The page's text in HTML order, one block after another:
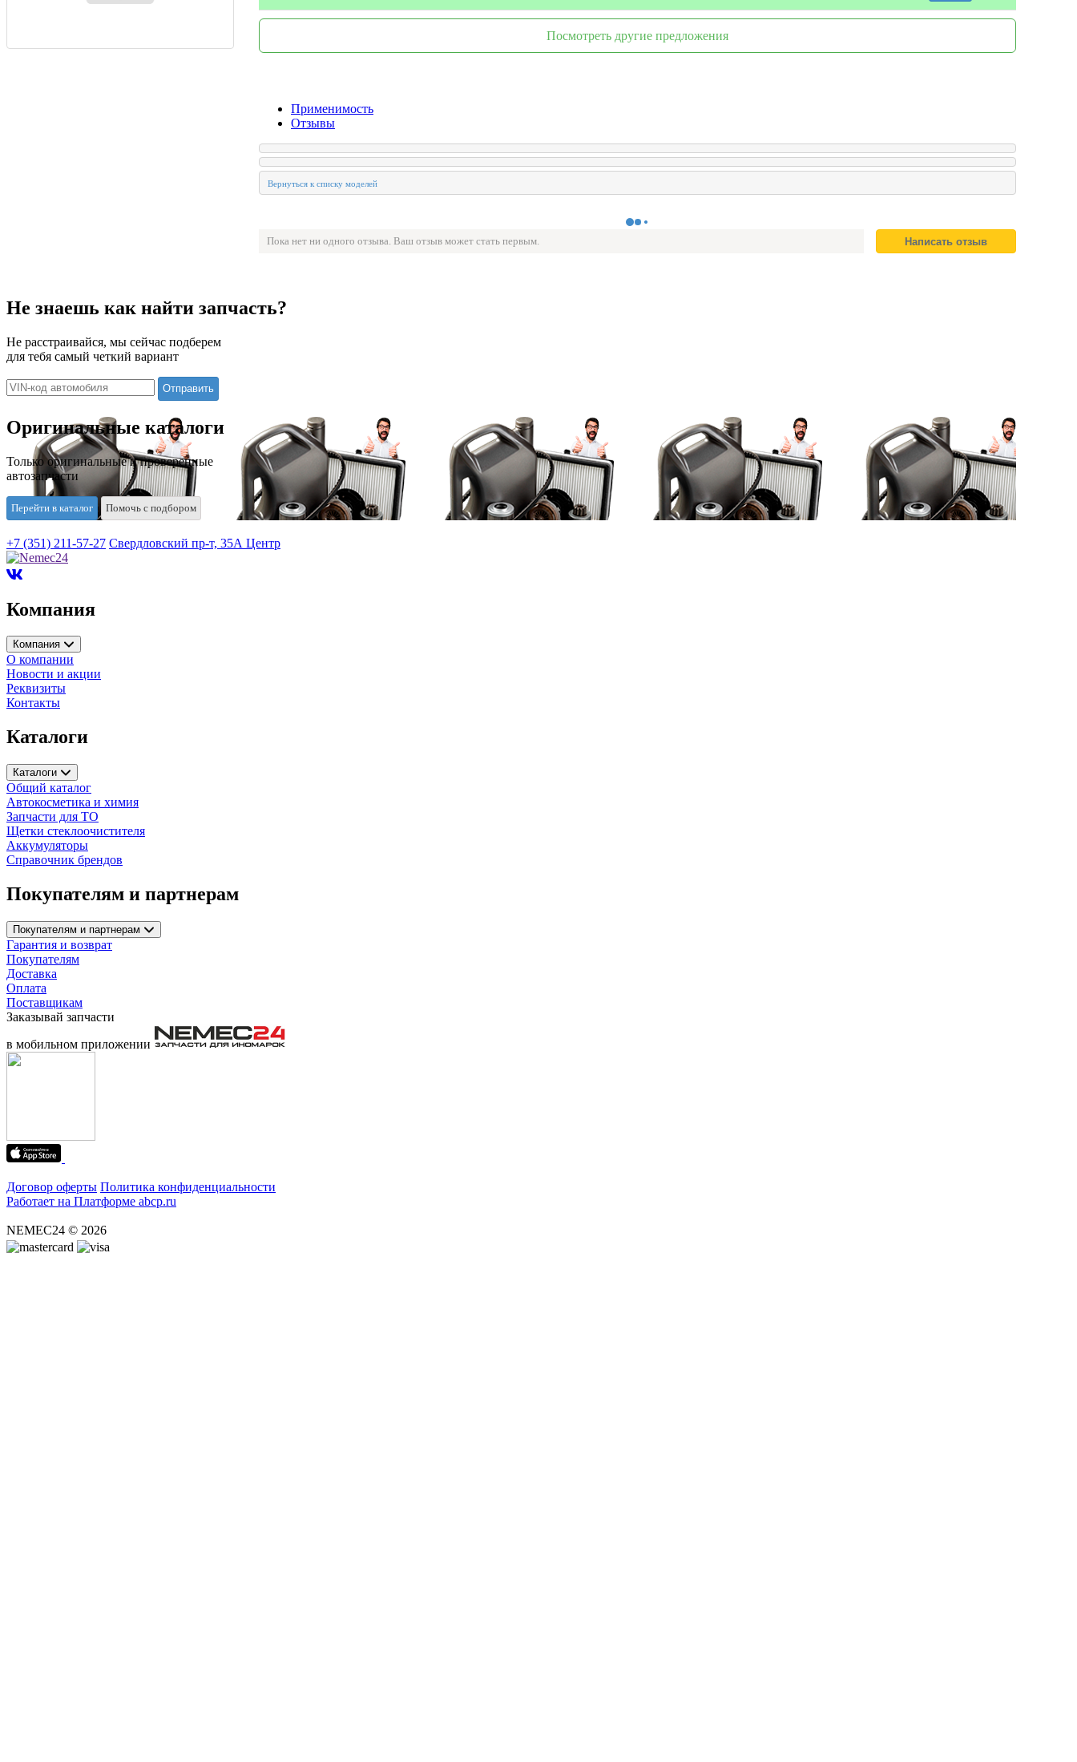
Посмотреть другие предложения
Применимость
Отзывы
Пока нет ни одного отзыва. Ваш отзыв может стать первым.
Не знаешь как найти запчасть?
Не расстраивайся, мы сейчас подберем
для тебя самый четкий вариант
Оригинальные каталоги
Только оригинальные и проверенные
автозапчасти
Перейти в каталог Помочь с подбором
+7 (351) 211-57-27 Свердловский пр-т, 35А Центр
Компания
Компания
О компании
Новости и акции
Реквизиты
Контакты
Каталоги
Каталоги
Общий каталог
Автокосметика и химия
Запчасти для ТО
Щетки стеклоочистителя
Аккумуляторы
Справочник брендов
Покупателям и партнерам
Покупателям и партнерам
Гарантия и возврат
Покупателям
Доставка
Оплата
Поставщикам
Заказывай запчасти
в мобильном приложении
Договор оферты Политика конфиденциальности
Работает на Платформе abcp.ru
NEMEC24 © 2026